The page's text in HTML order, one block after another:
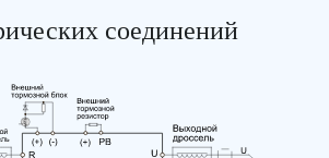
соединений